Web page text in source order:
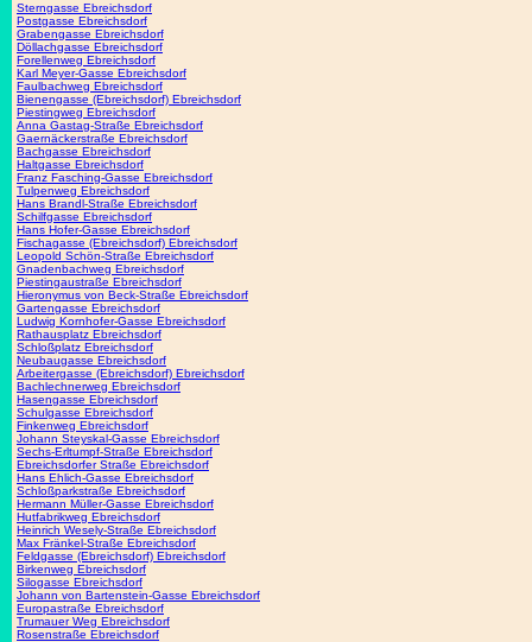
Sterngasse Ebreichsdorf
Postgasse Ebreichsdorf
Grabengasse Ebreichsdorf
Döllachgasse Ebreichsdorf
Forellenweg Ebreichsdorf
Karl Meyer-Gasse Ebreichsdorf
Faulbachweg Ebreichsdorf
Bienengasse (Ebreichsdorf) Ebreichsdorf
Piestingweg Ebreichsdorf
Anna Gastag-Straße Ebreichsdorf
Gaernäckerstraße Ebreichsdorf
Bachgasse Ebreichsdorf
Haltgasse Ebreichsdorf
Franz Fasching-Gasse Ebreichsdorf
Tulpenweg Ebreichsdorf
Hans Brandl-Straße Ebreichsdorf
Schilfgasse Ebreichsdorf
Hans Hofer-Gasse Ebreichsdorf
Fischagasse (Ebreichsdorf) Ebreichsdorf
Leopold Schön-Straße Ebreichsdorf
Gnadenbachweg Ebreichsdorf
Piestingaustraße Ebreichsdorf
Hieronymus von Beck-Straße Ebreichsdorf
Gartengasse Ebreichsdorf
Ludwig Kornhofer-Gasse Ebreichsdorf
Rathausplatz Ebreichsdorf
Schloßplatz Ebreichsdorf
Neubaugasse Ebreichsdorf
Arbeitergasse (Ebreichsdorf) Ebreichsdorf
Bachlechnerweg Ebreichsdorf
Hasengasse Ebreichsdorf
Schulgasse Ebreichsdorf
Finkenweg Ebreichsdorf
Johann Steyskal-Gasse Ebreichsdorf
Sechs-Erltumpf-Straße Ebreichsdorf
Ebreichsdorfer Straße Ebreichsdorf
Hans Ehlich-Gasse Ebreichsdorf
Schloßparkstraße Ebreichsdorf
Hermann Müller-Gasse Ebreichsdorf
Hutfabrikweg Ebreichsdorf
Heinrich Wesely-Straße Ebreichsdorf
Max Fränkel-Straße Ebreichsdorf
Feldgasse (Ebreichsdorf) Ebreichsdorf
Birkenweg Ebreichsdorf
Silogasse Ebreichsdorf
Johann von Bartenstein-Gasse Ebreichsdorf
Europastraße Ebreichsdorf
Trumauer Weg Ebreichsdorf
Rosenstraße Ebreichsdorf